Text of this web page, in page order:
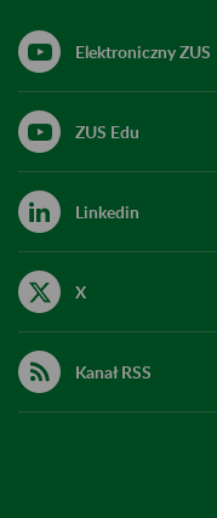
Elektroniczny ZUS
ZUS Edu
Linkedin
X
Kanał RSS